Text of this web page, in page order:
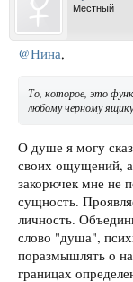
Местный
@Нина,
То, которое, это
любому черному
О душе я могу
своих ощущений, а
закорючек мне не
сущность.
личность.
слово "душа",
поразмышлять о
границах